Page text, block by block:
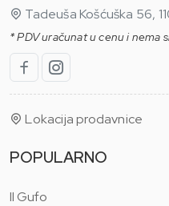
Tadeuša Košćuška 56,
* PDV uračunat u cenu i nema
Lokacija prodavnice
POPULARNO
Il Gufo